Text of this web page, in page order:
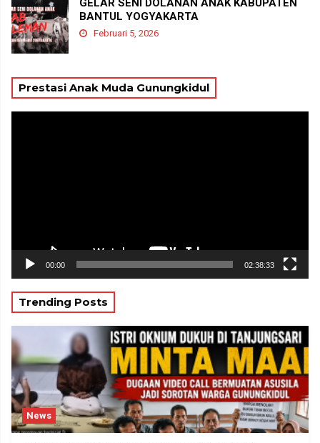
GELAR SENI DOLANAN ANAK KABUPATEN
BANTUL YOGYAKARTA
Februari 5, 2026
Prestasi Anak Muda Gunungkidul
00:00 02:38:33
Trending Posts
News